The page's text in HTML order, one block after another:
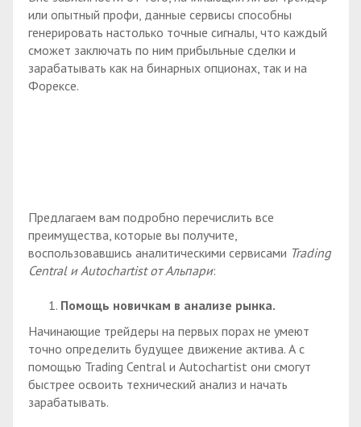
или опытный профи, данные сервисы способны
генерировать настолько точные сигналы, что каждый
сможет заключать по ним прибыльные сделки и
зарабатывать как на бинарных опционах, так и на
Форексе.
Предлагаем вам подробно перечислить все
преимущества, которые вы получите,
воспользовавшись аналитическими сервисами Trading
Central и Autochartist от Альпари:
Помощь новичкам в анализе рынка.
Начинающие трейдеры на первых порах не умеют
точно определить будущее движение актива. А с
помощью Trading Central и Autochartist они смогут
быстрее освоить технический анализ и начать
зарабатывать.